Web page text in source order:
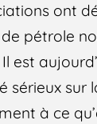
ont
pétrole
est
sérieux
à ce